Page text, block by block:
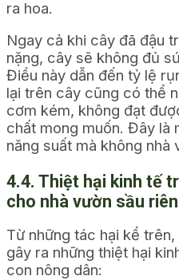
ra hoa.
Ngay cả khi cây đã đậu
nặng, cây sẽ không đủ
Điều này dẫn đến tỷ lệ
lại trên cây cũng có thể
cơm kém, không đạt
chất mong muốn. Đây là
năng suất mà không nhà
4.4. Thiệt hại kinh tế
cho nhà vườn sầu
Từ những tác hại kể trên,
gây ra những thiệt hại
con nông dân: